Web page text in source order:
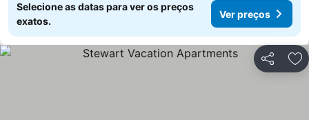
Selecione as datas para ver os preços
exatos.
Ver preços
Partilhar